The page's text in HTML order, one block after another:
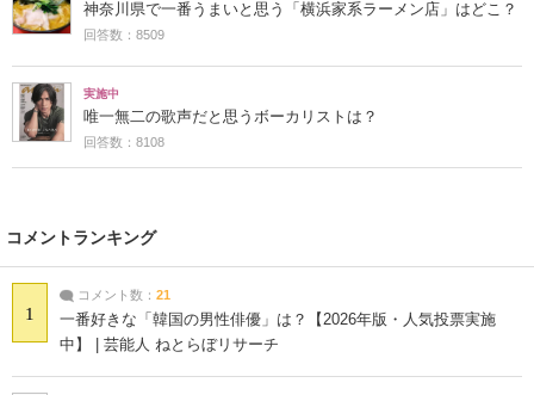
神奈川県で一番うまいと思う「横浜家系ラーメン店」はどこ？
回答数：8509
実施中
唯一無二の歌声だと思うボーカリストは？
回答数：8108
コメントランキング
1
コメント数： 21
一番好きな「韓国の男性俳優」は？【2026年版・人気投票実施
中】 | 芸能人 ねとらぼリサーチ